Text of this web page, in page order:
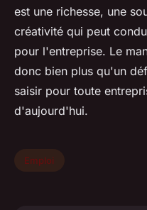
est une richesse, une
créativité qui peut
pour l'entreprise. Le
donc bien plus qu'un
saisir pour toute
d'aujourd'hui.
Emploi